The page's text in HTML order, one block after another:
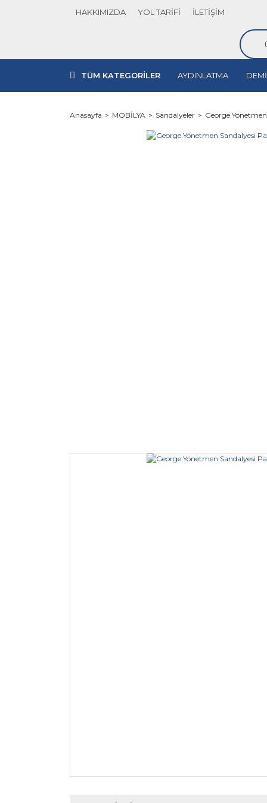
HAKKIMIZDA YOL TARİFİ İLETİŞİM
TÜM KATEGORİLER AYDINLATMA
Anasayfa MOBİLYA Sandalyeler George